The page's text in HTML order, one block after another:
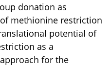
donation as
methionine restriction
potential of
as a
for the